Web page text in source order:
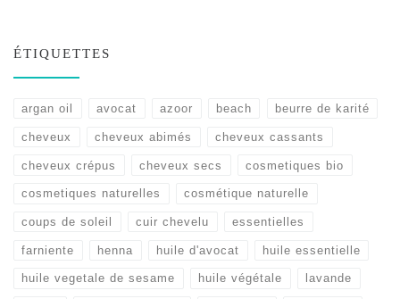
ÉTIQUETTES
argan oil avocat azoor beach beurre de karité
cheveux cheveux abimés cheveux cassants
cheveux crépus cheveux secs cosmetiques bio
cosmetiques naturelles cosmétique naturelle
coups de soleil cuir chevelu essentielles
farniente henna huile d'avocat huile essentielle
huile vegetale de sesame huile végétale lavande